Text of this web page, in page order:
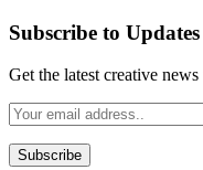
Subscribe to Updates
Get the latest creative